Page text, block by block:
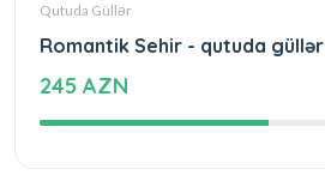
Qutuda Güllər
Romantik Sehir - qutuda güllər
245 AZN